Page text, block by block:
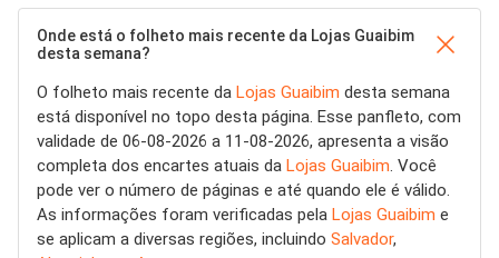
Onde está o folheto mais recente da Lojas Guaibim
desta semana?
O folheto mais recente da Lojas Guaibim desta semana
está disponível no topo desta página. Esse panfleto, com
validade de 06-08-2026 a 11-08-2026, apresenta a visão
completa dos encartes atuais da Lojas Guaibim. Você
pode ver o número de páginas e até quando ele é válido.
As informações foram verificadas pela Lojas Guaibim e
se aplicam a diversas regiões, incluindo Salvador,